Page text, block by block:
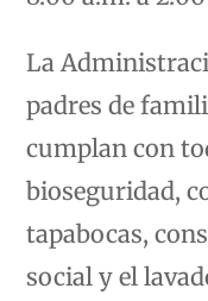
La
padres de
cumplan con
bioseguridad,
tapabocas,
social y el